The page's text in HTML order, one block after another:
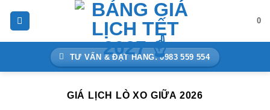
0
TƯ VẤN & ĐẶT HÀNG: 0983 559 554
GIÁ LỊCH LÒ XO GIỮA 2026